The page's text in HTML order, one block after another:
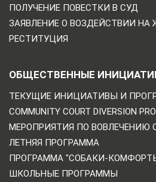
ПОЛУЧЕНИЕ ПОВЕСТКИ В СУД
ЗАЯВЛЕНИЕ О ВОЗДЕЙСТВИИ НА
РЕСТИТУЦИЯ
ОБЩЕСТВЕННЫЕ
ТЕКУЩИЕ ИНИЦИАТИВЫ И
COMMUNITY COURT DIVERSION
МЕРОПРИЯТИЯ ПО ВОВЛЕЧЕНИЮ
ЛЕТНЯЯ ПРОГРАММА
ПРОГРАММА "СОБАКИ-
ШКОЛЬНЫЕ ПРОГРАММЫ